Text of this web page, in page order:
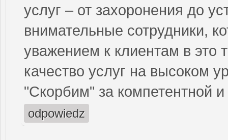
услуг – от захоронения до
внимательные сотрудники,
уважением к клиентам в
качество услуг на высоком
"Скорбим" за компетентной
odpowiedz